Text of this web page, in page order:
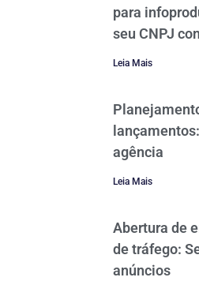
para
seu CNPJ
Leia Mais
agência
Leia Mais
Abertura de
de tráfego:
anúncios